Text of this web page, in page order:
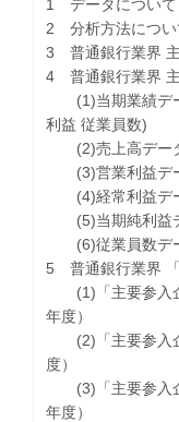
1 データについて
2 分析方法につい
3 普通銀行業界
4 普通銀行業界
(1)当期業績デー
利益 従業員数)
(2)売上高デー
(3)営業利益デ
(4)経常利益デ
(5)当期純利益
(6)従業員数デ
5 普通銀行業界
(1)「主要参入企
年度）
(2)「主要参入企
度）
(3)「主要参入企
年度）